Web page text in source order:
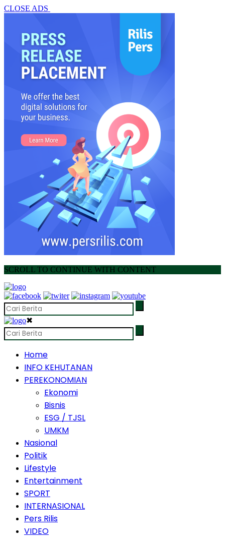
CLOSE ADS
SCROLL TO CONTINUE WITH CONTENT
✖
Home
INFO KEHUTANAN
PEREKONOMIAN
Ekonomi
Bisnis
ESG / TJSL
UMKM
Nasional
Politik
Lifestyle
Entertainment
SPORT
INTERNASIONAL
Pers Rilis
VIDEO